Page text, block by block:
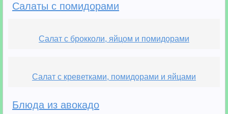
Салаты с помидорами
Салат с брокколи, яйцом и помидорами
Салат с креветками, помидорами и яйцами
Блюда из авокадо